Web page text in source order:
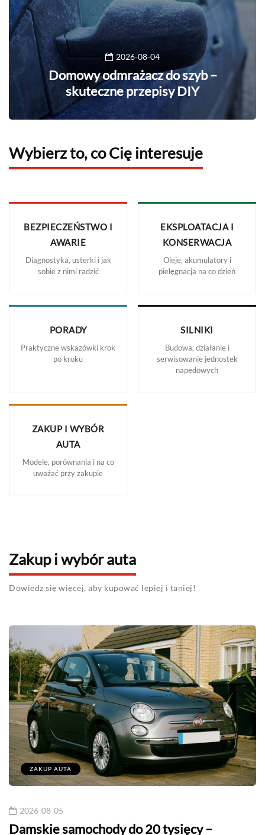
2026-08-04
Domowy odmrażacz do szyb –
skuteczne przepisy DIY
Wybierz to, co Cię interesuje
BEZPIECZEŃSTWO I
AWARIE
Diagnostyka, usterki i jak
sobie z nimi radzić
EKSPLOATACJA I
KONSERWACJA
Oleje, akumulatory i
pielęgnacja na co dzień
PORADY
Praktyczne wskazówki krok
po kroku
SILNIKI
Budowa, działanie i
serwisowanie jednostek
napędowych
ZAKUP I WYBÓR
AUTA
Modele, porównania i na co
uważać przy zakupie
Zakup i wybór auta
Dowiedz się więcej, aby kupować lepiej i taniej!
ZAKUP AUTA
2026-08-05
Damskie samochody do 20 tysięcy –